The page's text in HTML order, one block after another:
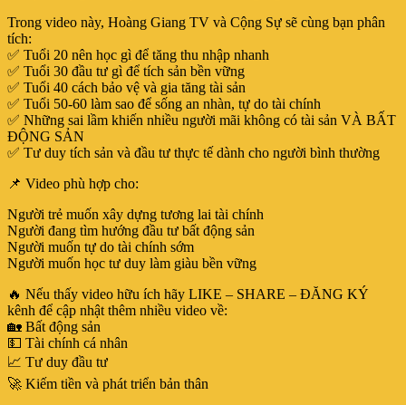
Trong video này, Hoàng Giang TV và Cộng Sự sẽ cùng bạn phân
tích:
✅ Tuổi 20 nên học gì để tăng thu nhập nhanh
✅ Tuổi 30 đầu tư gì để tích sản bền vững
✅ Tuổi 40 cách bảo vệ và gia tăng tài sản
✅ Tuổi 50-60 làm sao để sống an nhàn, tự do tài chính
✅ Những sai lầm khiến nhiều người mãi không có tài sản VÀ BẤT
ĐỘNG SẢN
✅ Tư duy tích sản và đầu tư thực tế dành cho người bình thường
📌 Video phù hợp cho:
Người trẻ muốn xây dựng tương lai tài chính
Người đang tìm hướng đầu tư bất động sản
Người muốn tự do tài chính sớm
Người muốn học tư duy làm giàu bền vững
🔥 Nếu thấy video hữu ích hãy LIKE – SHARE – ĐĂNG KÝ
kênh để cập nhật thêm nhiều video về:
🏡 Bất động sản
💵 Tài chính cá nhân
📈 Tư duy đầu tư
🚀 Kiếm tiền và phát triển bản thân